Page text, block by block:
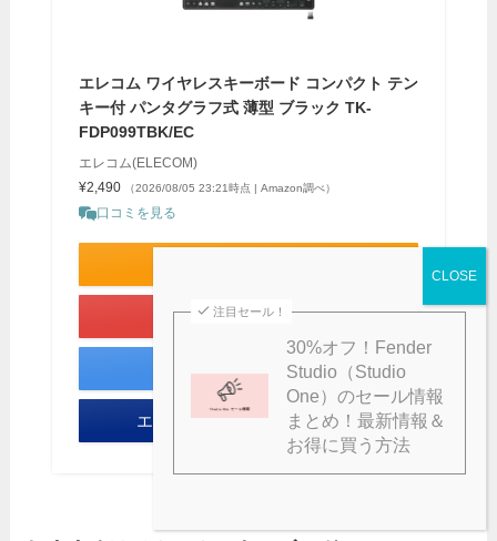
エレコム ワイヤレスキーボード コンパクト テン
キー付 パンタグラフ式 薄型 ブラック TK-
FDP099TBK/EC
エレコム(ELECOM)
¥2,490
（2026/08/05 23:21時点 | Amazon調べ）
口コミを見る
楽天市場
Yahooショッピング
エレコムダイレクトショップ
注目セール！
30%オフ！Fender
Studio（Studio
One）のセール情報
まとめ！最新情報＆
お得に買う方法